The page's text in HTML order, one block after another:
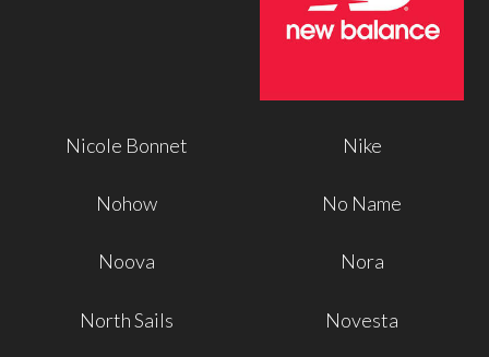
Nicole Bonnet Nike
Nohow No Name
Noova Nora
North Sails Novesta